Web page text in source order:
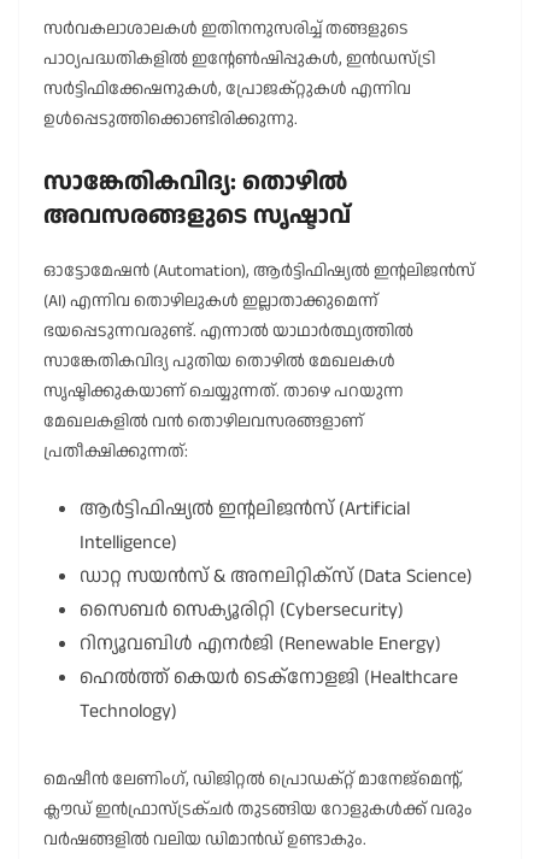
സർവകലാശാലകൾ ഇതിനനുസരിച്ച് തങ്ങളുടെ
പാഠ്യപദ്ധതികളിൽ ഇൻ്റേൺഷിപ്പുകൾ, ഇൻഡസ്ട്രി
സർട്ടിഫിക്കേഷനുകൾ, പ്രോജക്റ്റുകൾ എന്നിവ
ഉൾപ്പെടുത്തിക്കൊണ്ടിരിക്കുന്നു.
സാങ്കേതികവിദ്യ: തൊഴിൽ
അവസരങ്ങളുടെ സൃഷ്ടാവ്
ഓട്ടോമേഷൻ (Automation), ആർട്ടിഫിഷ്യൽ ഇൻ്റലിജൻസ്
(AI) എന്നിവ തൊഴിലുകൾ ഇല്ലാതാക്കുമെന്ന്
ഭയപ്പെടുന്നവരുണ്ട്. എന്നാൽ യാഥാർത്ഥ്യത്തിൽ
സാങ്കേതികവിദ്യ പുതിയ തൊഴിൽ മേഖലകൾ
സൃഷ്ടിക്കുകയാണ് ചെയ്യുന്നത്. താഴെ പറയുന്ന
മേഖലകളിൽ വൻ തൊഴിലവസരങ്ങളാണ്
പ്രതീക്ഷിക്കുന്നത്:
ആർട്ടിഫിഷ്യൽ ഇൻ്റലിജൻസ് (Artificial
Intelligence)
ഡാറ്റ സയൻസ് & അനലിറ്റിക്സ് (Data Science)
സൈബർ സെക്യൂരിറ്റി (Cybersecurity)
റിന്യൂവബിൾ എനർജി (Renewable Energy)
ഹെൽത്ത് കെയർ ടെക്നോളജി (Healthcare
Technology)
മെഷീൻ ലേണിംഗ്, ഡിജിറ്റൽ പ്രൊഡക്റ്റ് മാനേജ്‌മെന്റ്,
ക്ലൗഡ് ഇൻഫ്രാസ്ട്രക്ചർ തുടങ്ങിയ റോളുകൾക്ക് വരും
വർഷങ്ങളിൽ വലിയ ഡിമാൻഡ് ഉണ്ടാകും.